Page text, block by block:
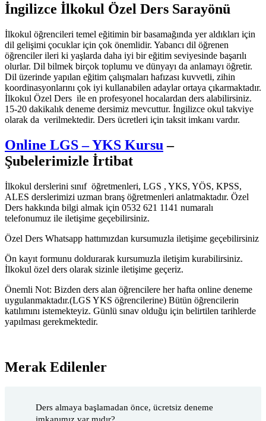
İngilizce İlkokul Özel Ders Sarayönü
İlkokul öğrencileri temel eğitimin bir basamağında yer aldıkları için
dil gelişimi çocuklar için çok önemlidir. Yabancı dil öğrenen
öğrenciler ileri ki yaşlarda daha iyi bir eğitim seviyesinde başarılı
olurlar. Dil bilmek birçok toplumu ve dünyayı da anlamayı öğretir.
Dil üzerinde yapılan eğitim çalışmaları hafızası kuvvetli, zihin
koordinasyonlarını çok iyi kullanabilen adaylar ortaya çıkarmaktadır.
İlkokul Özel Ders ile en profesyonel hocalardan ders alabilirsiniz.
15-20 dakikalık deneme dersimiz mevcuttur. İngilizce okul takviye
olarak da verilmektedir. Ders ücretleri için taksit imkanı vardır.
Online LGS – YKS Kursu –
Şubelerimizle İrtibat
İlkokul derslerini sınıf öğretmenleri, LGS , YKS, YÖS, KPSS,
ALES derslerimizi uzman branş öğretmenleri anlatmaktadır. Özel
Ders hakkında bilgi almak için 0532 621 1141 numaralı
telefonumuz ile iletişime geçebilirsiniz.
Özel Ders Whatsapp hattımızdan kursumuzla iletişime geçebilirsiniz
Ön kayıt formunu doldurarak kursumuzla iletişim kurabilirsiniz.
İlkokul özel ders olarak sizinle iletişime geçeriz.
Önemli Not: Bizden ders alan öğrencilere her hafta online deneme
uygulanmaktadır.(LGS YKS öğrencilerine) Bütün öğrencilerin
katılımını istemekteyiz. Günlü sınav olduğu için belirtilen tarihlerde
yapılması gerekmektedir.
Merak Edilenler
Ders almaya başlamadan önce, ücretsiz deneme